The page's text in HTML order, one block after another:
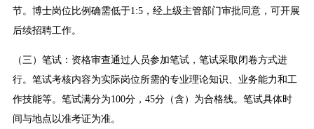
节。博士岗位比例确需低于1:5，经上级主管部门审批同意，可开展
后续招聘工作。
（三）笔试：资格审查通过人员参加笔试，笔试采取闭卷方式进
行。笔试考核内容为实际岗位所需的专业理论知识、业务能力和工
作技能等。笔试满分为100分，45分（含）为合格线。笔试具体时
间与地点以准考证为准。